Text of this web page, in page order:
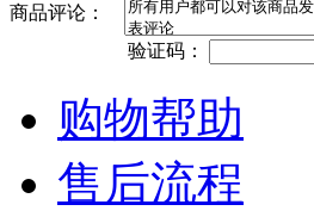
商品评论：
验证码：
购物帮助
售后流程